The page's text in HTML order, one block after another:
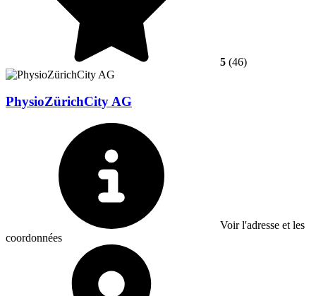
5 (46)
PhysioZürichCity AG
Voir l'adresse et les
coordonnées